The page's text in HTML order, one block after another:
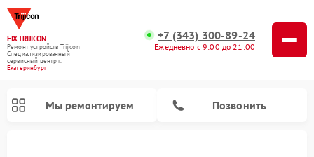
FIX-TRIJICON
Ремонт устройств Trijicon
Специализированный
cервисный центр г.
Екатеринбург
+7 (343) 300-89-24
Ежедневно с 9:00 до 21:00
Мы ремонтируем Позвонить